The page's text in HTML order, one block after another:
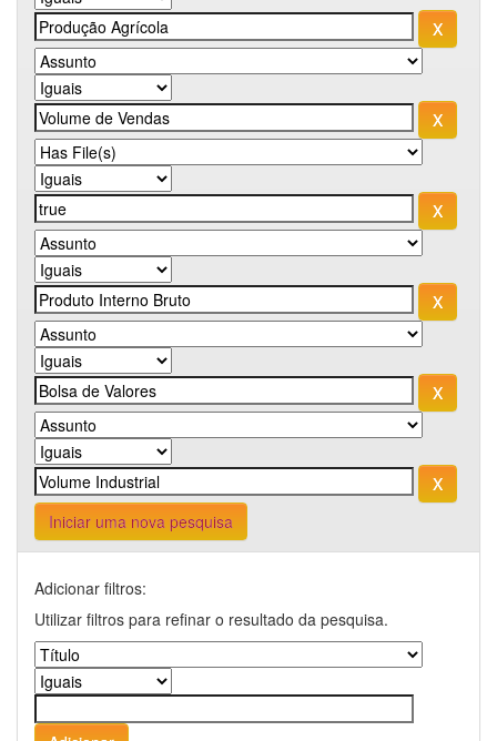
Iniciar uma nova pesquisa
Adicionar filtros:
Utilizar filtros para refinar o resultado da pesquisa.